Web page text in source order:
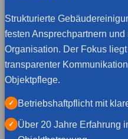
Strukturierte
festen Ansprechpartnern
Organisation. Der Fokus
transparenter
Objektpflege.
✓ Betriebshaftpflicht mit
✓ Über 20 Jahre Erfahrung